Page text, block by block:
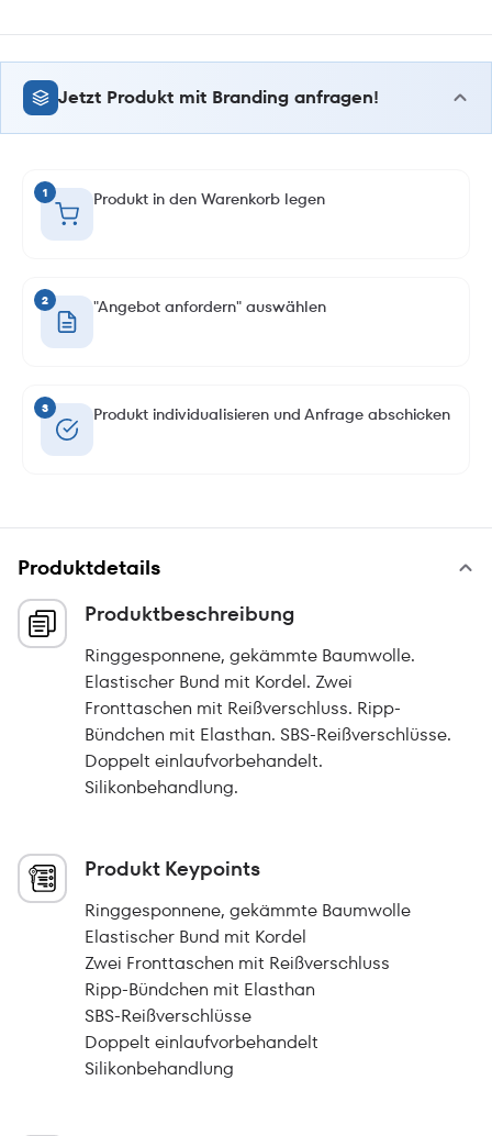
Jetzt Produkt mit Branding anfragen!
1 Produkt in den Warenkorb legen
2 "Angebot anfordern" auswählen
3 Produkt individualisieren und Anfrage abschicken
Produktdetails
Produktbeschreibung
Ringgesponnene, gekämmte Baumwolle.
Elastischer Bund mit Kordel. Zwei
Fronttaschen mit Reißverschluss. Ripp-
Bündchen mit Elasthan. SBS-Reißverschlüsse.
Doppelt einlaufvorbehandelt.
Silikonbehandlung.
Produkt Keypoints
Ringgesponnene, gekämmte Baumwolle
Elastischer Bund mit Kordel
Zwei Fronttaschen mit Reißverschluss
Ripp-Bündchen mit Elasthan
SBS-Reißverschlüsse
Doppelt einlaufvorbehandelt
Silikonbehandlung